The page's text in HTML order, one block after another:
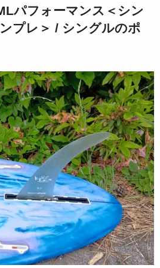
パフォーマンス＜シン
プレ＞ / シングルのポ